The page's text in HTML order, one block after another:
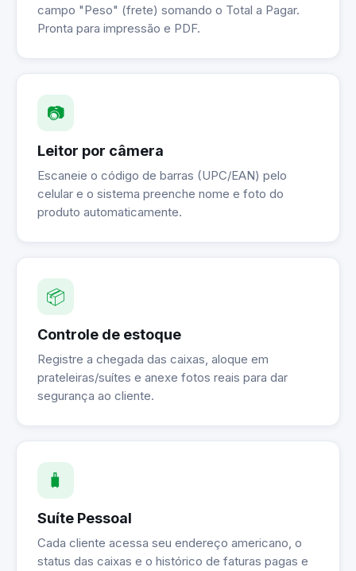
campo "Peso" (frete) somando o Total a Pagar.
Pronta para impressão e PDF.
📷
Leitor por câmera
Escaneie o código de barras (UPC/EAN) pelo
celular e o sistema preenche nome e foto do
produto automaticamente.
📦
Controle de estoque
Registre a chegada das caixas, aloque em
prateleiras/suítes e anexe fotos reais para dar
segurança ao cliente.
🧳
Suíte Pessoal
Cada cliente acessa seu endereço americano, o
status das caixas e o histórico de faturas pagas e